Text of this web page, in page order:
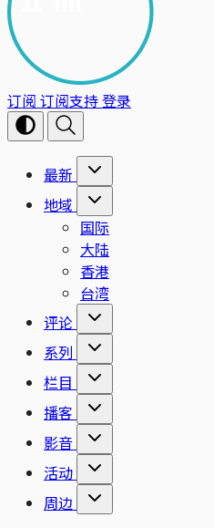
订阅 订阅支持登录
最新
地域
国际
大陆
香港
台湾
评论
系列
栏目
播客
影音
活动
周边